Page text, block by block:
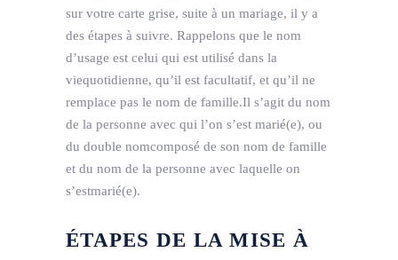
sur votre carte grise, suite à un mariage, il y a
des étapes à suivre. Rappelons que le nom
d’usage est celui qui est utilisé dans la
viequotidienne, qu’il est facultatif, et qu’il ne
remplace pas le nom de famille.Il s’agit du nom
de la personne avec qui l’on s’est marié(e), ou
du double nomcomposé de son nom de famille
et du nom de la personne avec laquelle on
s’estmarié(e).
ÉTAPES DE LA MISE À